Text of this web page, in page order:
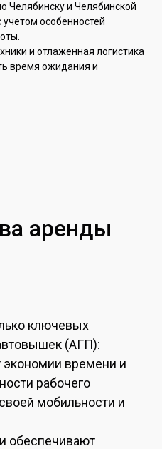
Челябинску и Челябинской
особенностей
и отлаженная логистика
время ожидания и
аренды
ключевых
(АГП):
времени и
рабочего
мобильности и
обеспечивают